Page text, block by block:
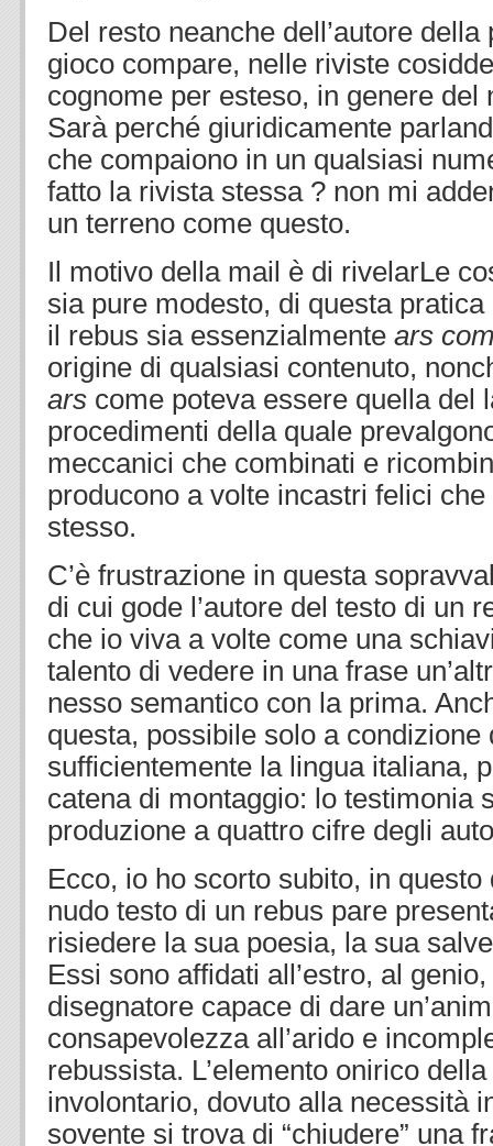
Del resto neanche dell’autore
gioco compare, nelle riviste
cognome per esteso, in genere del
Sarà perché giuridicamente
che compaiono in un qualsiasi
fatto la rivista stessa ? non mi
un terreno come questo.
Il motivo della mail è di rivelarLe
sia pure modesto, di questa
il rebus sia essenzialmente ars
origine di qualsiasi contenuto,
ars come poteva essere quella del
procedimenti della quale
meccanici che combinati e
producono a volte incastri felici che
stesso.
C’è frustrazione in questa
di cui gode l’autore del testo di un
che io viva a volte come una
talento di vedere in una frase
nesso semantico con la prima.
questa, possibile solo a condizione
sufficientemente la lingua italiana,
catena di montaggio: lo testimonia
produzione a quattro cifre degli
Ecco, io ho scorto subito, in
nudo testo di un rebus pare
risiedere la sua poesia, la sua
Essi sono affidati all’estro, al
disegnatore capace di dare
consapevolezza all’arido e
rebussista. L’elemento onirico
involontario, dovuto alla necessità
sovente si trova di “chiudere” una